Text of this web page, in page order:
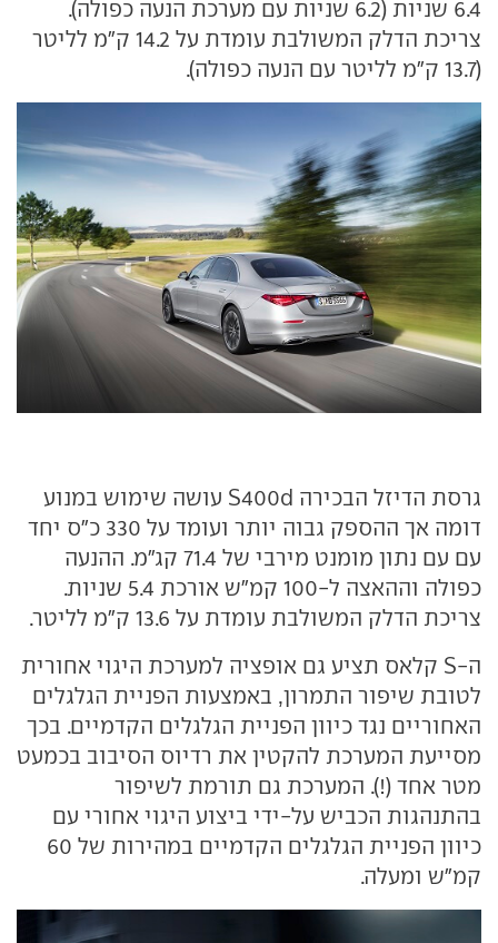
6.4 שניות (6.2 שניות עם מערכת הנעה כפולה).
צריכת הדלק המשולבת עומדת על 14.2 ק"מ לליטר
(13.7 ק"מ לליטר עם הנעה כפולה).
גרסת הדיזל הבכירה S400d עושה שימוש במנוע
דומה אך ההספק גבוה יותר ועומד על 330 כ"ס יחד
עם עם נתון מומנט מירבי של 71.4 קג"מ. ההנעה
כפולה וההאצה ל-100 קמ"ש אורכת 5.4 שניות.
צריכת הדלק המשולבת עומדת על 13.6 ק"מ לליטר.
ה-S קלאס תציע גם אופציה למערכת היגוי אחורית
לטובת שיפור התמרון, באמצעות הפניית הגלגלים
האחוריים נגד כיוון הפניית הגלגלים הקדמיים. בכך
מסייעת המערכת להקטין את רדיוס הסיבוב בכמעט
מטר אחד (!). המערכת גם תורמת לשיפור
בהתנהגות הכביש על-ידי ביצוע היגוי אחורי עם
כיוון הפניית הגלגלים הקדמיים במהירות של 60
קמ"ש ומעלה.